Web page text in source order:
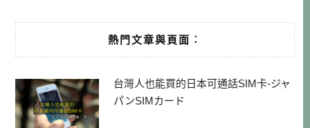
熱門文章與頁面︰
台灣人也能買的日本可通話SIM卡-ジャ
パンSIMカード